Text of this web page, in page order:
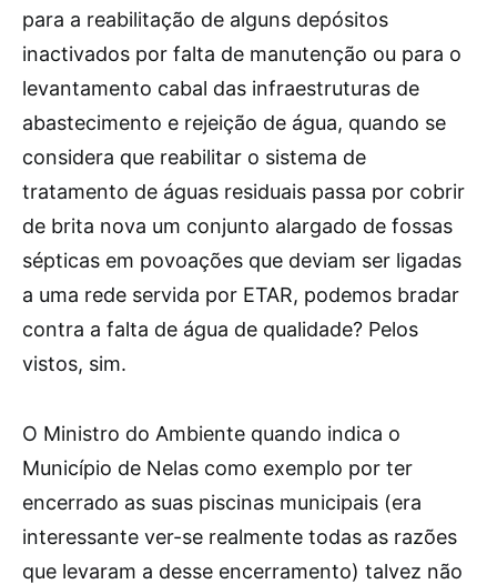
para a reabilitação de alguns depósitos
inactivados por falta de manutenção ou para o
levantamento cabal das infraestruturas de
abastecimento e rejeição de água, quando se
considera que reabilitar o sistema de
tratamento de águas residuais passa por cobrir
de brita nova um conjunto alargado de fossas
sépticas em povoações que deviam ser ligadas
a uma rede servida por ETAR, podemos bradar
contra a falta de água de qualidade? Pelos
vistos, sim.
O Ministro do Ambiente quando indica o
Município de Nelas como exemplo por ter
encerrado as suas piscinas municipais (era
interessante ver-se realmente todas as razões
que levaram a desse encerramento) talvez não